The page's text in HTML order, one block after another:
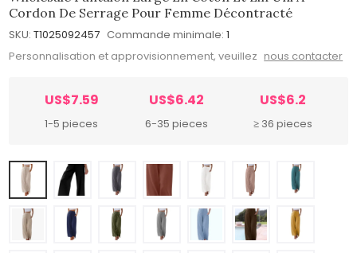
Cordon De Serrage Pour Femme Décontracté
SKU: T1025092457 Commande minimale: 1
Personnalisation et approvisionnement, veuillez nous contacter
US$7.59
1-5 pieces
US$6.42
6-35 pieces
US$6.2
≥ 36 pieces